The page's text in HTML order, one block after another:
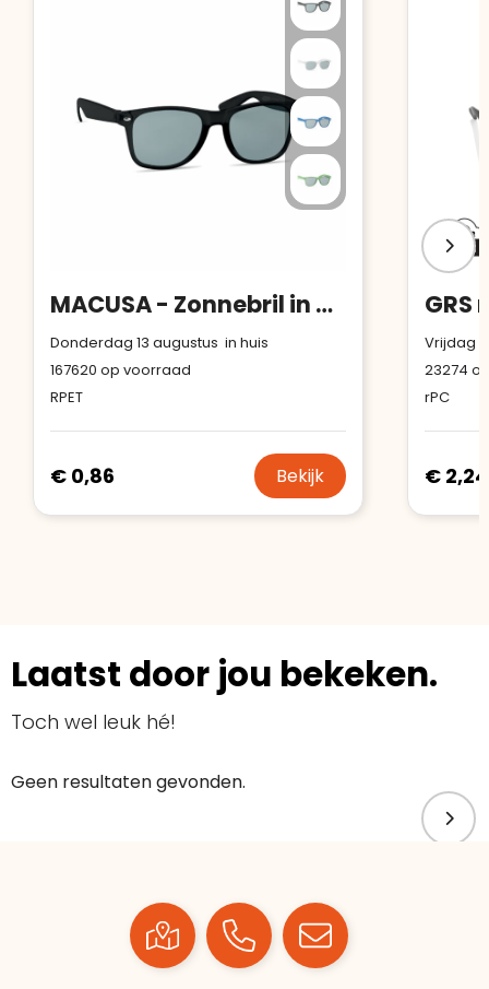
MACUSA - Zonnebril in RPET
Donderdag 13 augustus in huis
167620 op voorraad
RPET
€ 0,86 Bekijk
Vrijdag
23274
rPC
€ 2,24
Laatst door jou bekeken.
Toch wel leuk hé!
Geen resultaten gevonden.